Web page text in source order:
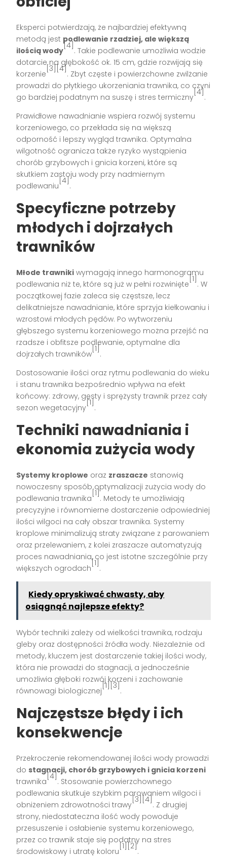
Eksperci potwierdzają, że najbardziej efektywną
metodą jest podlewanie rzadziej, ale większą
ilością wody
[4]
. Takie podlewanie umożliwia wodzie
dotarcie na głębokość ok. 15 cm, gdzie rozwijają się
korzenie
[3][4]
. Zbyt częste i powierzchowne zwilżanie
prowadzi do płytkiego ukorzeniania trawnika, co czyni
go bardziej podatnym na suszę i stres termiczny
[4]
.
Prawidłowe nawadnianie wspiera rozwój systemu
korzeniowego, co przekłada się na większą
odporność i lepszy wygląd trawnika. Optymalna
wilgotność ogranicza także ryzyko wystąpienia
chorób grzybowych i gnicia korzeni, które są
skutkiem zastoju wody przy nadmiernym
podlewaniu
[4]
.
Specyficzne potrzeby
młodych i dojrzałych
trawników
Młode trawniki wymagają innego harmonogramu
podlewania niż te, które są już w pełni rozwinięte
[1]
. W
początkowej fazie zaleca się częstsze, lecz
delikatniejsze nawadnianie, które sprzyja kiełkowaniu i
wzrostowi młodych pędów. Po wytworzeniu
głębszego systemu korzeniowego można przejść na
rzadsze i obfitsze podlewanie, optymalne dla
dojrzałych trawników
[1]
.
Dostosowanie ilości oraz rytmu podlewania do wieku
i stanu trawnika bezpośrednio wpływa na efekt
końcowy: zdrowy, gęsty i sprężysty trawnik przez cały
sezon wegetacyjny
[1]
.
Techniki nawadniania i
ekonomia zużycia wody
Systemy kroplowe oraz zraszacze stanowią
nowoczesny sposób optymalizacji zużycia wody do
podlewania trawnika
[1]
. Metody te umożliwiają
precyzyjne i równomierne dostarczenie odpowiedniej
ilości wilgoci na cały obszar trawnika. Systemy
kroplowe minimalizują straty związane z parowaniem
oraz przelewaniem, z kolei zraszacze automatyzują
proces nawadniania, co jest istotne szczególnie przy
większych ogrodach
[1]
.
Kiedy opryskiwać chwasty, aby
osiągnąć najlepsze efekty?
Wybór techniki zależy od wielkości trawnika, rodzaju
gleby oraz dostępności źródła wody. Niezależnie od
metody, kluczem jest dostarczenie takiej ilości wody,
która nie prowadzi do stagnacji, a jednocześnie
umożliwia głęboki rozwój korzeni i zachowanie
równowagi biologicznej
[1][3]
.
Najczęstsze błędy i ich
konsekwencje
Przekroczenie rekomendowanej ilości wody prowadzi
do stagnacji, chorób grzybowych i gnicia korzeni
trawnika
[4]
. Stosowanie powierzchownego
podlewania skutkuje szybkim parowaniem wilgoci i
obniżeniem zdrowotności trawy
[3][4]
. Z drugiej
strony, niedostateczna ilość wody powoduje
przesuszenie i osłabienie systemu korzeniowego,
przez co trawnik staje się podatny na stres
środowiskowy i utratę koloru
[1][2]
.